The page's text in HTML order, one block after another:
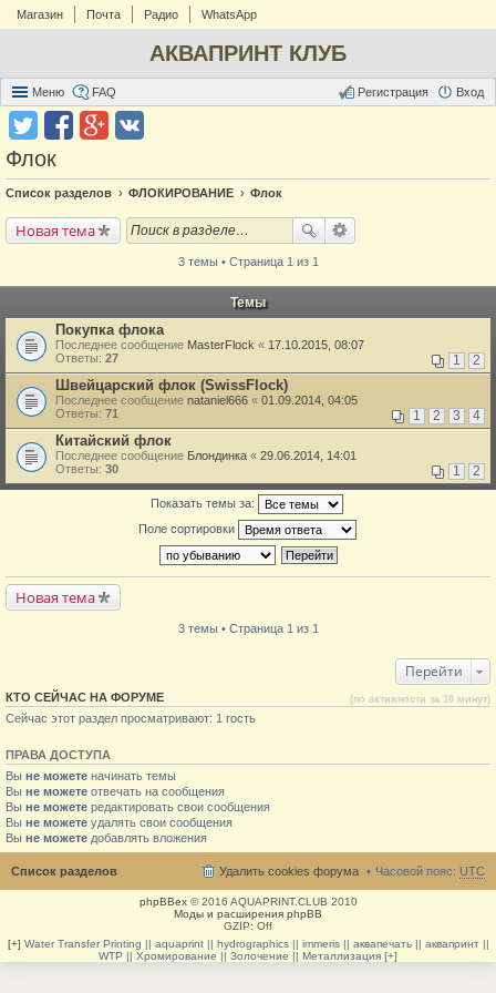
Магазин Почта Радио WhatsApp
АКВАПРИНТ КЛУБ
Меню FAQ Вход
Регистрация
Флок
Список разделов ФЛОКИРОВАНИЕ Флок
Новая тема
3 темы • Страница 1 из 1
Темы
Покупка флока
Последнее сообщение MasterFlock « 17.10.2015, 08:07
Ответы: 27 1 2
Швейцарский флок (SwissFlock)
Последнее сообщение nataniel666 « 01.09.2014, 04:05
Ответы: 71 1 2 3 4
Китайский флок
Последнее сообщение Блондинка « 29.06.2014, 14:01
Ответы: 30 1 2
Показать темы за:
Поле сортировки
Новая тема
3 темы • Страница 1 из 1
Перейти
КТО СЕЙЧАС НА ФОРУМЕ (по активности за 10 минут)
Сейчас этот раздел просматривают: 1 гость
ПРАВА ДОСТУПА
Вы не можете начинать темы
Вы не можете отвечать на сообщения
Вы не можете редактировать свои сообщения
Вы не можете удалять свои сообщения
Вы не можете добавлять вложения
Список разделов Часовой пояс: UTC
Удалить cookies форума
phpBBex© 2016 AQUAPRINT.CLUB 2010
Моды и расширения phpBB
GZIP: Off
[+] Water Transfer Printing || aquaprint || hydrographics || immeris || аквапечать || аквапринт ||
WTP || Хромирование || Золочение || Металлизация [+]